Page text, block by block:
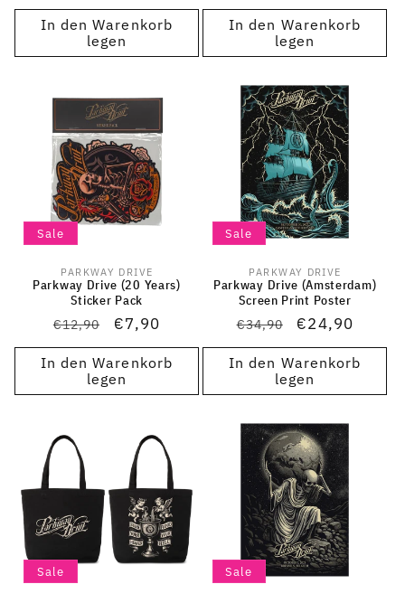
Preis
In den Warenkorb
legen
Preis
In den Warenkorb
legen
Sale
Anbieter:
PARKWAY DRIVE
Parkway Drive (20 Years)
Sticker Pack
Normaler
Preis
€12,90 Verkaufspreis
€7,90
In den Warenkorb
legen
Sale
Anbieter:
PARKWAY DRIVE
Parkway Drive (Amsterdam)
Screen Print Poster
Normaler
Preis
€34,90 Verkaufspreis
€24,90
In den Warenkorb
legen
Sale Sale